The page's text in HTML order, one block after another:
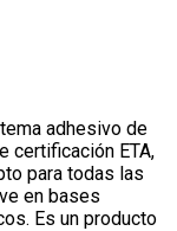
adhesivo de
certificación ETA,
para todas las
en bases
Es un producto